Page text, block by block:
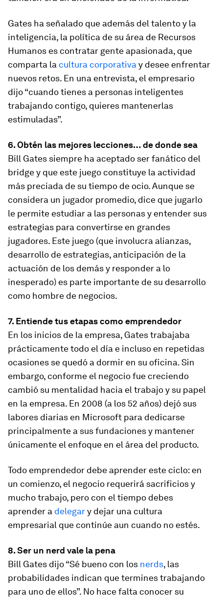
Gates ha señalado que además del talento y la
inteligencia, la política de su área de Recursos
Humanos es contratar gente apasionada, que
comparta la cultura corporativa y desee enfrentar
nuevos retos. En una entrevista, el empresario
dijo “cuando tienes a personas inteligentes
trabajando contigo, quieres mantenerlas
estimuladas”.
6. Obtén las mejores lecciones… de donde sea
Bill Gates siempre ha aceptado ser fanático del
bridge y que este juego constituye la actividad
más preciada de su tiempo de ocio. Aunque se
considera un jugador promedio, dice que jugarlo
le permite estudiar a las personas y entender sus
estrategias para convertirse en grandes
jugadores. Este juego (que involucra alianzas,
desarrollo de estrategias, anticipación de la
actuación de los demás y responder a lo
inesperado) es parte importante de su desarrollo
como hombre de negocios.
7. Entiende tus etapas como emprendedor
En los inicios de la empresa, Gates trabajaba
prácticamente todo el día e incluso en repetidas
ocasiones se quedó a dormir en su oficina. Sin
embargo, conforme el negocio fue creciendo
cambió su mentalidad hacia el trabajo y su papel
en la empresa. En 2008 (a los 52 años) dejó sus
labores diarias en Microsoft para dedicarse
principalmente a sus fundaciones y mantener
únicamente el enfoque en el área del producto.
Todo emprendedor debe aprender este ciclo: en
un comienzo, el negocio requerirá sacrificios y
mucho trabajo, pero con el tiempo debes
aprender a delegary dejar una cultura
empresarial que continúe aun cuando no estés.
8. Ser un nerd vale la pena
Bill Gates dijo “Sé bueno con los nerds, las
probabilidades indican que termines trabajando
para uno de ellos”. No hace falta conocer su